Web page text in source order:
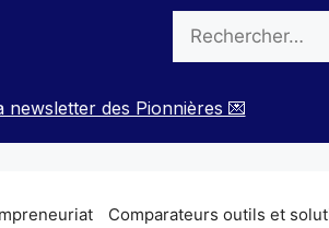
des Pionnières 💌
Comparateurs outils et